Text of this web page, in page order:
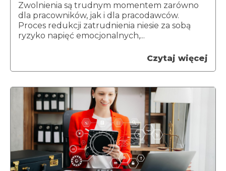
Zwolnienia są trudnym momentem zarówno
dla pracowników, jak i dla pracodawców.
Proces redukcji zatrudnienia niesie za sobą
ryzyko napięć emocjonalnych,...
Czytaj więcej